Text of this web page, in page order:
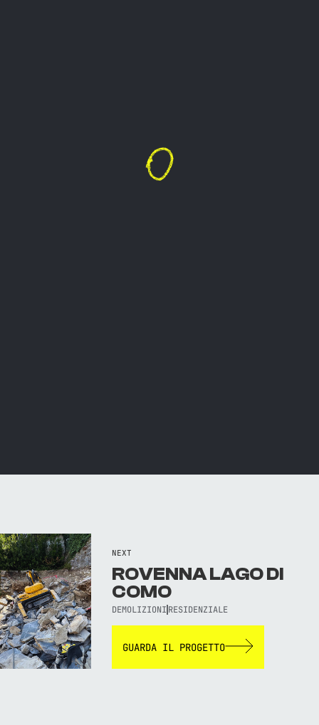
NEXT
ROVENNA LAGO DI
COMO
DEMOLIZIONI RESIDENZIALE
GUARDA IL PROGETTO